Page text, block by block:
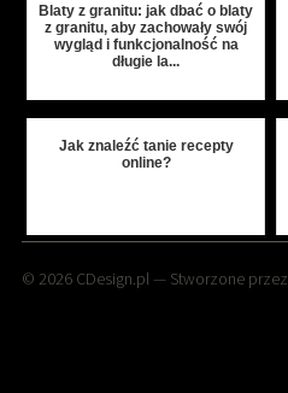
Blaty z granitu: jak dbać o blaty
z granitu, aby zachowały swój
wygląd i funkcjonalność na
długie la...
Jak znaleźć tanie recepty
online?
© 2026 CDesign.pl— Stworzone przez